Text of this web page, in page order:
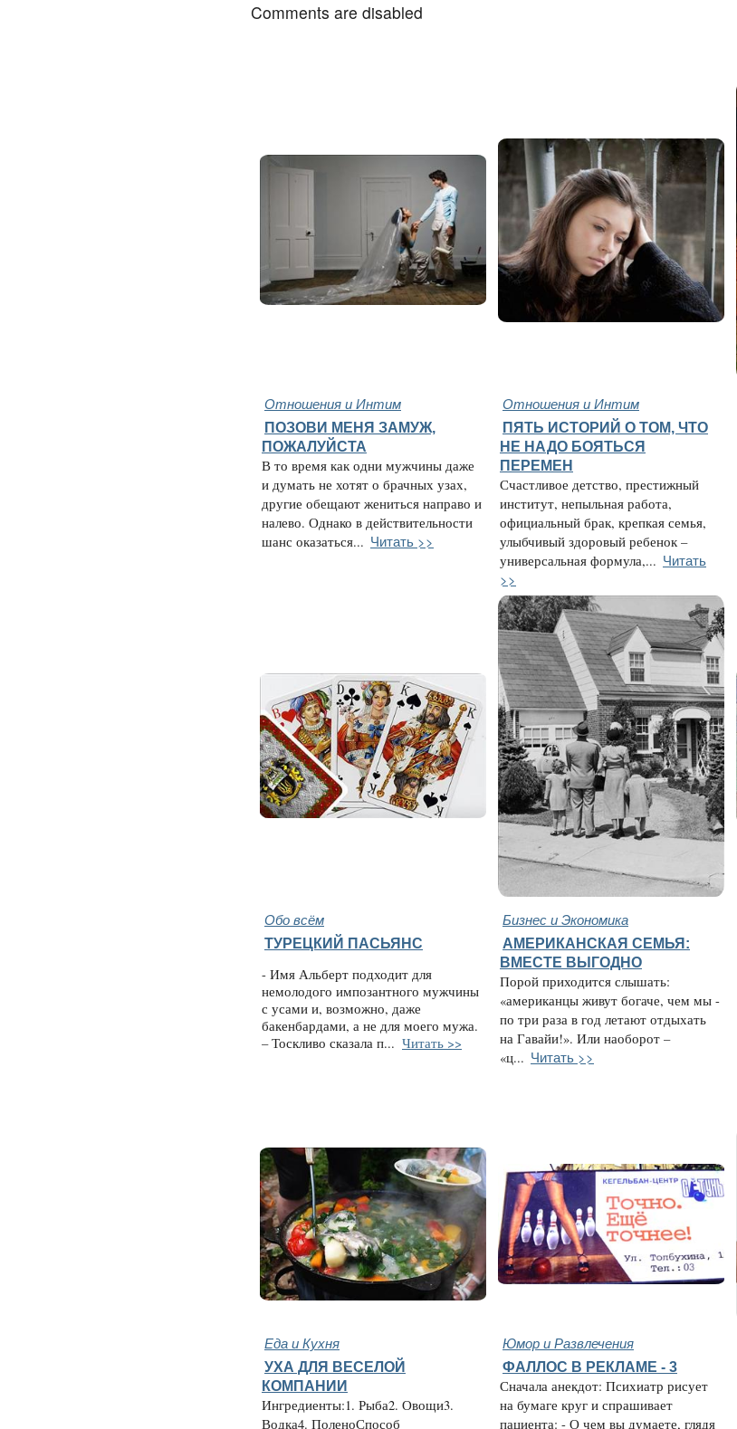
Comments are disabled
Отношения и Интим Отношения и Интим
ПОЗОВИ МЕНЯ ЗАМУЖ,
ПОЖАЛУЙСТА
В то время как одни мужчины даже
и думать не хотят о брачных узах,
другие обещают жениться направо и
налево. Однако в действительности
шанс оказаться... Читать >>
ПЯТЬ ИСТОРИЙ О ТОМ, ЧТО
НЕ НАДО БОЯТЬСЯ
ПЕРЕМЕН
Счастливое детство, престижный
институт, непыльная работа,
официальный брак, крепкая семья,
улыбчивый здоровый ребенок –
универсальная формула,... Читать
>>
Обо всём Бизнес и Экономика
ТУРЕЦКИЙ ПАСЬЯНС
- Имя Альберт подходит для
немолодого импозантного мужчины
с усами и, возможно, даже
бакенбардами, а не для моего мужа.
– Тоскливо сказала п... Читать >>
АМЕРИКАНСКАЯ СЕМЬЯ:
ВМЕСТЕ ВЫГОДНО
Порой приходится слышать:
«американцы живут богаче, чем мы -
по три раза в год летают отдыхать
на Гавайи!». Или наоборот –
«ц... Читать >>
Еда и Кухня Юмор и Развлечения
УХА ДЛЯ ВЕСЕЛОЙ
КОМПАНИИ
Ингредиенты:1. Рыба2. Овощи3.
Водка4. ПоленоСпособ
ФАЛЛОС В РЕКЛАМЕ - 3
Сначала анекдот: Психиатр рисует
на бумаге круг и спрашивает
пациента: - О чем вы думаете, глядя